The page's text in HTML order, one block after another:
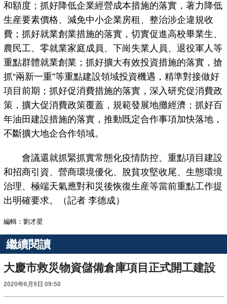
和額度；抓好降低企業經營成本措施的落實，著力降低
生産要素價格、減免中小企業房租、整治涉企違規收
費；抓好就業創業措施的落實，切實促進高校畢業生、
農民工、零就業家庭成員、下崗失業人員、退役軍人等
重點群體就業創業；抓好擴大有效投資措施的落實，搶
抓“兩新一重”等重點建設領域投資機遇，精準對接做好
項目前期；抓好促消費措施的落實，深入研究促消費政
策，擴大促消費政策覆蓋，規範發展地攤經濟；抓好百
年油田建設措施的落實，推動既定合作事項加快落地，
不斷擴大地企合作領域。
會議還就抓緊抓實常態化疫情防控、重點項目建設
和招商引資、營商環境優化、脫貧攻堅收尾、生態環境
治理、極端天氣應對和災後恢復生産等當前重點工作提
出明確要求。（記者 李德成）
編輯：劉才星
繼續閱讀
大慶市救災物資儲備倉庫項目正式開工建設
2020年6月9日 09:50